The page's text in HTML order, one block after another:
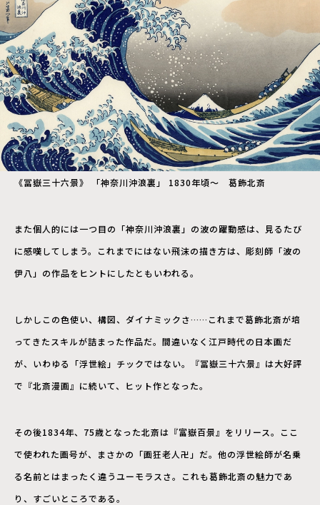
《冨嶽三十六景》 「神奈川沖浪裏」 1830年頃〜 葛飾北斎
また個人的には一つ目の「神奈川沖浪裏」の波の躍動感は、見るたび
に感嘆してしまう。これまでにはない飛沫の描き方は、彫刻師「波の
伊八」の作品をヒントにしたともいわれる。
しかしこの色使い、構図、ダイナミックさ……これまで葛飾北斎が培
ってきたスキルが詰まった作品だ。間違いなく江戸時代の日本画だ
が、いわゆる「浮世絵」チックではない。『冨嶽三十六景』は大好評
で『北斎漫画』に続いて、ヒット作となった。
その後1834年、75歳となった北斎は『富嶽百景』をリリース。ここ
で使われた画号が、まさかの「画狂老人卍」だ。他の浮世絵師が名乗
る名前とはまったく違うユーモラスさ。これも葛飾北斎の魅力であ
り、すごいところである。